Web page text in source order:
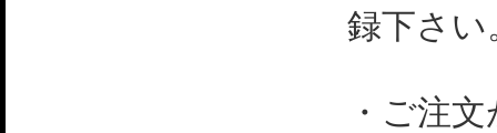
録下さい
・ご注